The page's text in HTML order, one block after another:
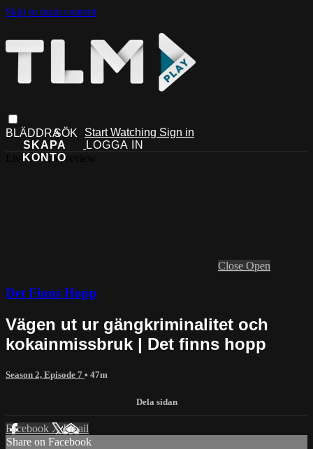
Skip to main content
Start Watching Sign in
Live stream preview
Close Open
Det Finns Hopp
Vägen ut ur gängkriminalitet och
kokainmissbruk | Det finns hopp
Season 2, Episode 7 • 47m
Facebook XEmail
Share on Facebook